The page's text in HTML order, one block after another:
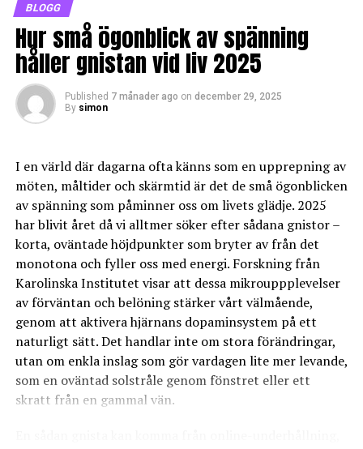
Livsstilstips inspirerade av
Emelies liv
Emelie har delat många kloka
till bättre välbefinnande. En av hennes favoritaktiviteter
är yoga, vilket hjälper henne att hålla balansen mellan
mindfulness är också viktigt för henne.
Vanliga frågor om Emelie Uggla
Sverrir
Fråga
Svar
Vilken typ av musik gör
Emelie?
Hon gör en blandning av pop och
indie med inslag av folkmusik.
Var kan man se henne
uppträda nästa gång?
Emelie planerar en turné nästa år,
håll utkik efter datum!
Vanliga frågor
bredband
Uppsägningstid telia bredband innebär att när du väljer att
avsluta ditt abonnemang hos Telia, sker inte uppsägningen
omedelbart. Enligt tillgänglig information är
uppsägningstiden 1 månad. Detta innebär att du får
möjlighet att planera din övergång innan tjänsten avslutas.
uppsägningen i god tid så att ingen extra avgift eller
missförstånd uppstår.
I likhet med andra abonnemang rekommenderar vi att
du håller koll på eventuella ändringar i avtalsvillkoren.
Som expert inom området har jag sett hur noggrann
dokumentation kan undvika framtida problem. En del
användare väljer att jämföra sina alternativ innan
uppsägning, och om du vill se hur andra
mobiloperatörer presterar kan du exempelvis läsa mer
omJämför mobilnät.
Så fungerar uppsägningen av
bredbandsabonnemanget
BLOGG
Hur små ögonblick av spänning
håller gnistan vid liv 2025
Published 7 månader ago on december 29, 2025
By simon
I en värld där dagarna ofta känns som en upprepning av
möten, måltider och skärmtid är det de små ögonblicken
av spänning som påminner oss om livets glädje. 2025
har blivit året då vi alltmer söker efter sådana gnistor –
korta, oväntade höjdpunkter som bryter av från det
monotona och fyller oss med energi. Forskning från
Karolinska Institutet visar att dessa mikrouppplevelser
av förväntan och belöning stärker vårt välmående,
genom att aktivera hjärnans dopaminsystem på ett
naturligt sätt. Det handlar inte om stora förändringar,
utan om enkla inslag som gör vardagen lite mer levande,
som en oväntad solstråle genom fönstret eller ett
skratt från en gammal vän.